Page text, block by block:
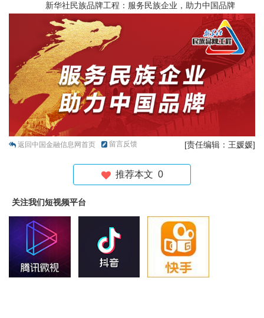
新华社民族品牌工程：服务民族企业，助力中国品牌
返回中国金融信息网首页 留言反馈 [责任编辑：王媛媛]
推荐本文 0
关注我们短视频平台